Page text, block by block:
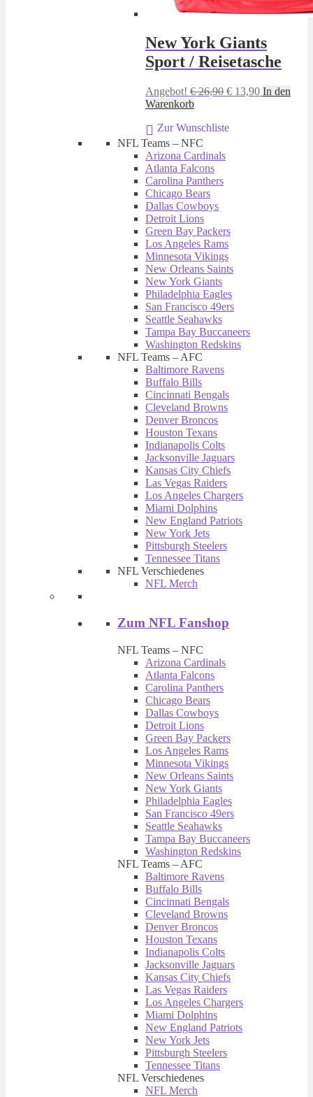
New York Giants
Sport / Reisetasche
Angebot! €26,90 Ursprünglicher
€ 26,90
€ 13,90Aktueller
In den
Warenkorb
Zur Wunschliste
NFL Teams – NFC
Arizona Cardinals
Atlanta Falcons
Carolina Panthers
Chicago Bears
Dallas Cowboys
Detroit Lions
Green Bay Packers
Los Angeles Rams
Minnesota Vikings
New Orleans Saints
New York Giants
Philadelphia Eagles
San Francisco 49ers
Seattle Seahawks
Tampa Bay Buccaneers
Washington Redskins
NFL Teams – AFC
Baltimore Ravens
Buffalo Bills
Cincinnati Bengals
Cleveland Browns
Denver Broncos
Houston Texans
Indianapolis Colts
Jacksonville Jaguars
Kansas City Chiefs
Las Vegas Raiders
Los Angeles Chargers
Miami Dolphins
New England Patriots
New York Jets
Pittsburgh Steelers
Tennessee Titans
NFL Verschiedenes
NFL Merch
Zum NFL Fanshop
NFL Teams – NFC
Arizona Cardinals
Atlanta Falcons
Carolina Panthers
Chicago Bears
Dallas Cowboys
Detroit Lions
Green Bay Packers
Los Angeles Rams
Minnesota Vikings
New Orleans Saints
New York Giants
Philadelphia Eagles
San Francisco 49ers
Seattle Seahawks
Tampa Bay Buccaneers
Washington Redskins
NFL Teams – AFC
Baltimore Ravens
Buffalo Bills
Cincinnati Bengals
Cleveland Browns
Denver Broncos
Houston Texans
Indianapolis Colts
Jacksonville Jaguars
Kansas City Chiefs
Las Vegas Raiders
Los Angeles Chargers
Miami Dolphins
New England Patriots
New York Jets
Pittsburgh Steelers
Tennessee Titans
NFL Verschiedenes
NFL Merch